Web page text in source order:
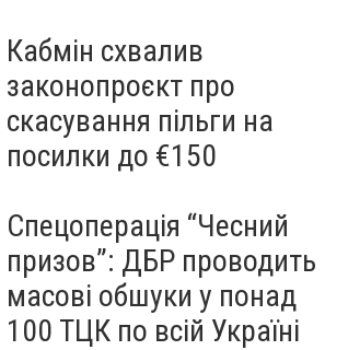
Кабмін схвалив
законопроєкт про
скасування пільги на
посилки до €150
Спецоперація “Чесний
призов”: ДБР проводить
масові обшуки у понад
100 ТЦК по всій Україні